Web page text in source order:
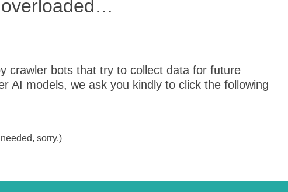
crawler bots that try to collect data for future
AI models, we ask you kindly to click the following
sorry.)